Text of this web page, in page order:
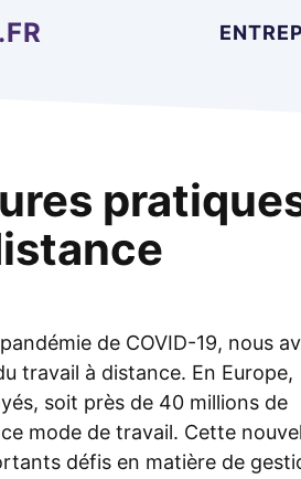
de COVID-19, nous
travail à distance. En Europe,
soit près de 40 millions de
mode de travail. Cette
défis en matière de